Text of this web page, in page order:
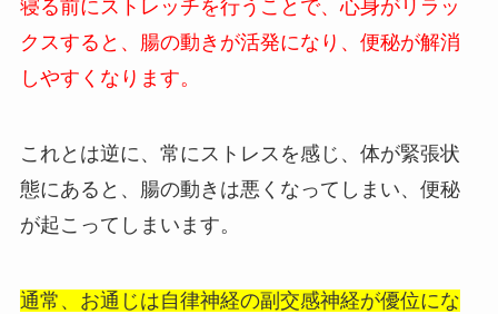
寝る前にストレッチを行うことで、心身がリラッ
クスすると、腸の動きが活発になり、便秘が解消
しやすくなります。
これとは逆に、常にストレスを感じ、体が緊張状
態にあると、腸の動きは悪くなってしまい、便秘
が起こってしまいます。
通常、お通じは自律神経の副交感神経が優位にな